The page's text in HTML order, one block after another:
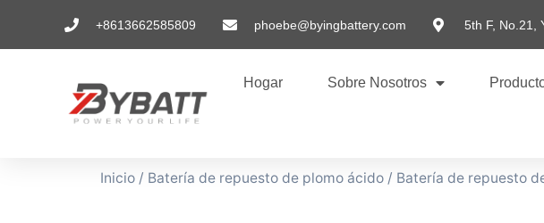
+8613662585809 phoebe@byingbattery.com 5th F, No.21,
Hogar Sobre Nosotros
Inicio / Batería de repuesto de plomo ácido / Batería de repuesto